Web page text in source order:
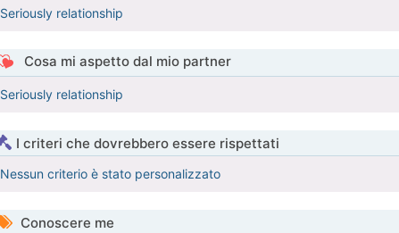
Seriously relationship
Cosa mi aspetto dal mio partner
Seriously relationship
I criteri che dovrebbero essere rispettati
Nessun criterio è stato personalizzato
Conoscere me